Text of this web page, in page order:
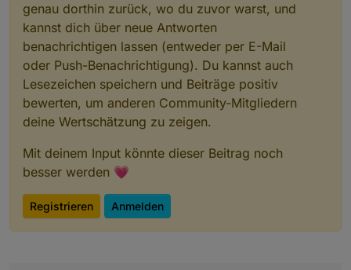
genau dorthin zurück, wo du zuvor warst, und
kannst dich über neue Antworten
benachrichtigen lassen (entweder per E-Mail
oder Push-Benachrichtigung). Du kannst auch
Lesezeichen speichern und Beiträge positiv
bewerten, um anderen Community-Mitgliedern
deine Wertschätzung zu zeigen.
Mit deinem Input könnte dieser Beitrag noch
besser werden 💗
Registrieren Anmelden